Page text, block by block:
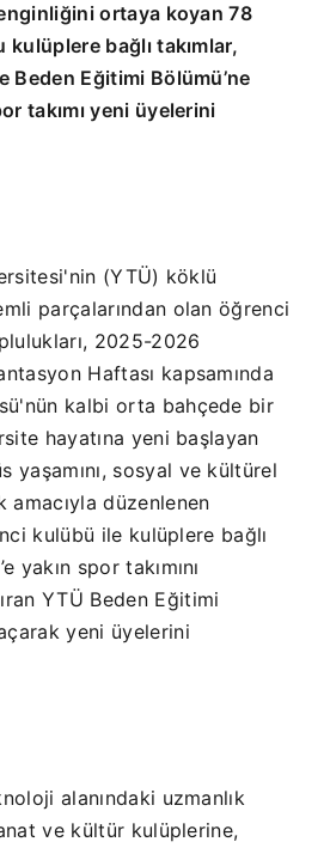
ortaya koyan 78
bağlı takımlar,
Beden Eğitimi Bölümü’ne
takımı yeni üyelerini
(YTÜ) köklü
parçalarından olan öğrenci
2025-2026
Haftası kapsamında
kalbi orta bahçede bir
hayatına yeni başlayan
yaşamını, sosyal ve kültürel
amacıyla düzenlenen
kulübü ile kulüplere bağlı
yakın spor takımını
YTÜ Beden Eğitimi
yeni üyelerini
alanındaki uzmanlık
ve kültür kulüplerine,